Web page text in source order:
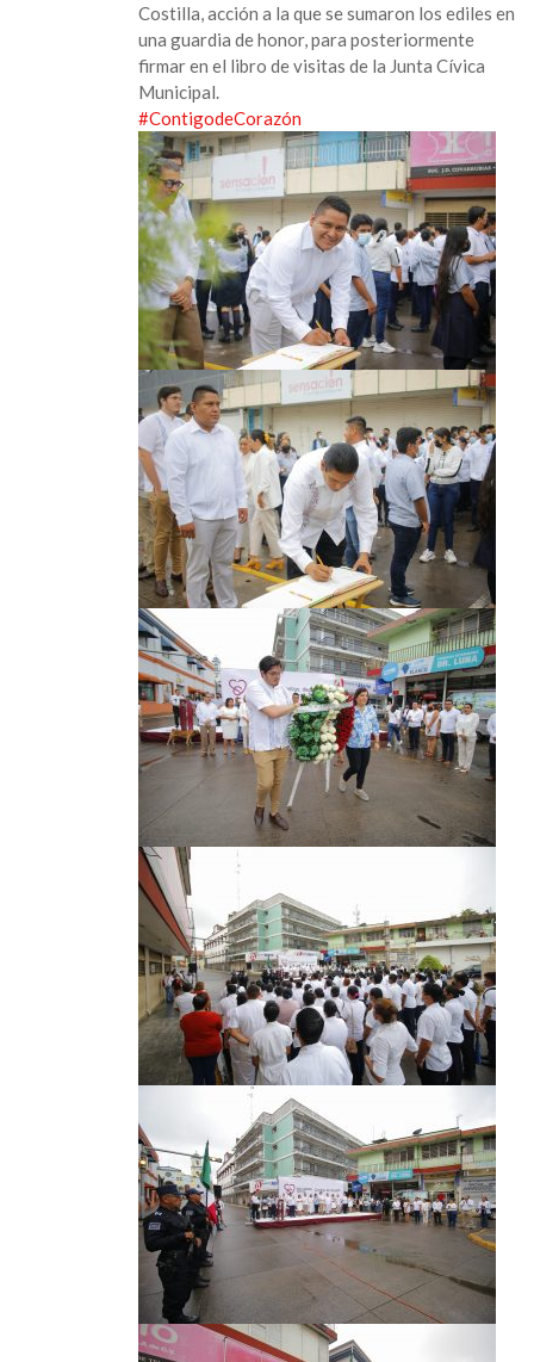
Costilla, acción a la que se sumaron los ediles en
una guardia de honor, para posteriormente
firmar en el libro de visitas de la Junta Cívica
Municipal.
#ContigodeCorazón